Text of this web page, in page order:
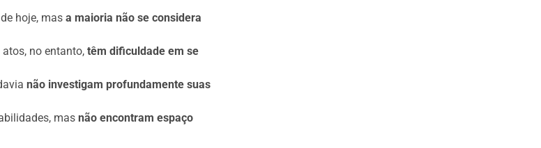
hoje, mas a maioria não se considera
no entanto, têm dificuldade em se
não investigam profundamente suas
mas não encontram espaço